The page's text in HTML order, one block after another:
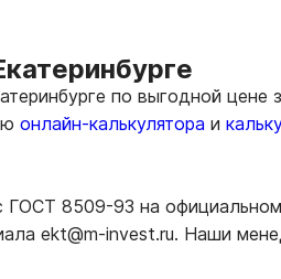
по выгодной цене
онлайн-калькулятора и
ГОСТ 8509-93 на
ekt@m-invest.ru. Наши